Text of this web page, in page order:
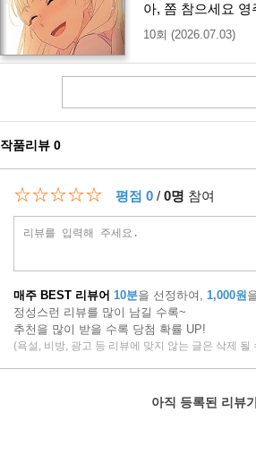
아, 쫌 참으세요 영
10회 (2026.07.03)
작품리뷰 0
☆☆☆☆☆ 평점 0 / 0명 참여
매주 BEST 리뷰어 10분을 선정하여, 1,000원
정성스런 리뷰를 많이 남길 수록~
추천을 많이 받을 수록 당첨 확률 UP!
(욕설, 비방, 광고 등 리뷰에 맞지 않는 글은 삭제 될
아직 등록된 리뷰